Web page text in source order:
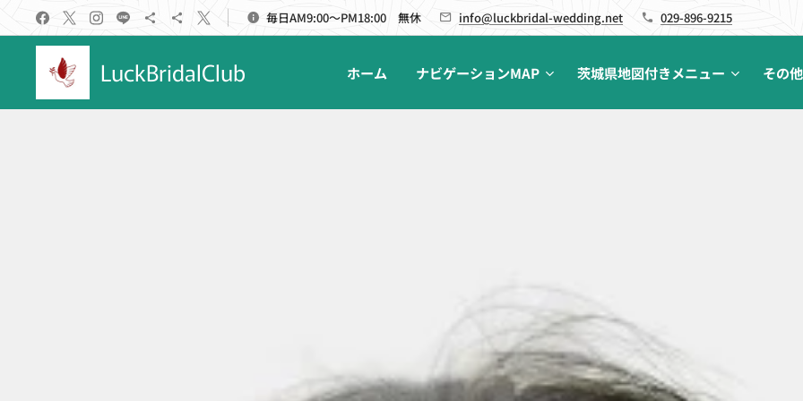
毎日AM9:00～PM18:00 無休 info@luckbridal-wedding.net 029-896-9215
LuckBridalClub ホーム ナビゲーションMAP 茨城県地図付きメニュー その他